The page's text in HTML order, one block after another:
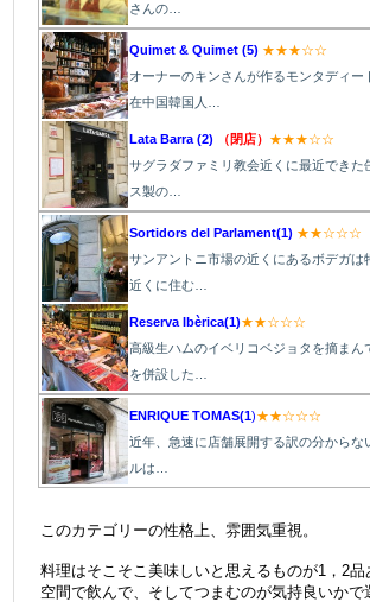
さんの…
Quimet & Quimet (5) ★★★☆☆
オーナーのキンさんが作るモンタディー
在中国韓国人…
Lata Barra (2) （閉店） ★★★☆☆
サグラダファミリ教会近くに最近できた
ス製の…
Sortidors del Parlament(1) ★★☆☆☆
サンアントニ市場の近くにあるボデガは
近くに住む…
Reserva Ibèrica(1)★★☆☆☆
高級生ハムのイベリコベジョタを摘まん
を併設した…
ENRIQUE TOMAS(1)★★☆☆☆
近年、急速に店舗展開する訳の分からな
ルは…
このカテゴリーの性格上、雰囲気重視。
料理はそこそこ美味しいと思えるものが1，2
空間で飲んで、そしてつまむのが気持良いかで